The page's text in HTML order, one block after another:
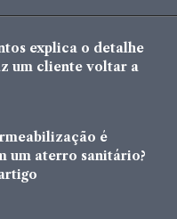
explica o detalhe
um cliente voltar a
é
um aterro sanitário?